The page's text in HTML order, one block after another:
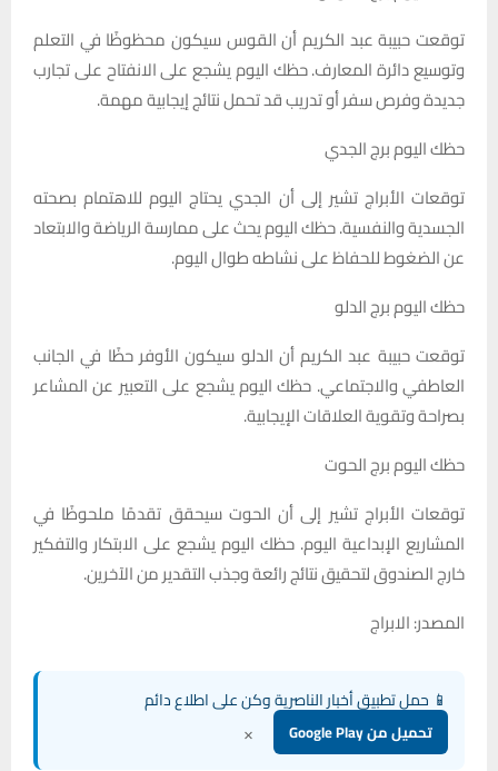
توقعت حبيبة عبد الكريم أن القوس سيكون محظوظًا في التعلم
وتوسيع دائرة المعارف. حظك اليوم يشجع على الانفتاح على تجارب
جديدة وفرص سفر أو تدريب قد تحمل نتائج إيجابية مهمة.
حظك اليوم برج الجدي
توقعات الأبراج تشير إلى أن الجدي يحتاج اليوم للاهتمام بصحته
الجسدية والنفسية. حظك اليوم يحث على ممارسة الرياضة والابتعاد
عن الضغوط للحفاظ على نشاطه طوال اليوم.
حظك اليوم برج الدلو
توقعت حبيبة عبد الكريم أن الدلو سيكون الأوفر حظًا في الجانب
العاطفي والاجتماعي. حظك اليوم يشجع على التعبير عن المشاعر
بصراحة وتقوية العلاقات الإيجابية.
حظك اليوم برج الحوت
توقعات الأبراج تشير إلى أن الحوت سيحقق تقدمًا ملحوظًا في
المشاريع الإبداعية اليوم. حظك اليوم يشجع على الابتكار والتفكير
خارج الصندوق لتحقيق نتائج رائعة وجذب التقدير من الآخرين.
المصدر: الابراج
📱 حمل تطبيق أخبار الناصرية وكن على اطلاع دائم
تحميل من Google Play ×